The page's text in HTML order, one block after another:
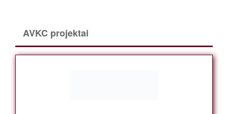
AVKC projektai